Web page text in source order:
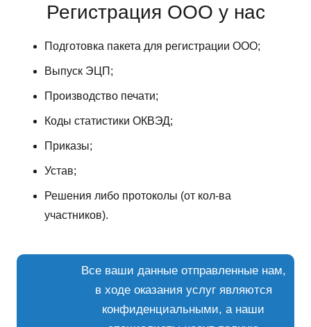
Регистрация ООО у нас
Подготовка пакета для регистрации ООО;
Выпуск ЭЦП;
Производство печати;
Коды статистики ОКВЭД;
Приказы;
Устав;
Решения либо протоколы (от кол-ва
участников).
Все ваши данные отправленные нам,
в ходе оказания услуг являются
конфиденциальными, а наши